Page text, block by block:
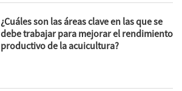
¿Cuáles son las áreas clave en las que se
debe trabajar para mejorar el rendimiento
productivo de la acuicultura?